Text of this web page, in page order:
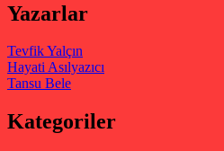
Yazarlar
Tevfik Yalçın
Hayati Asılyazıcı
Tansu Bele
Kategoriler